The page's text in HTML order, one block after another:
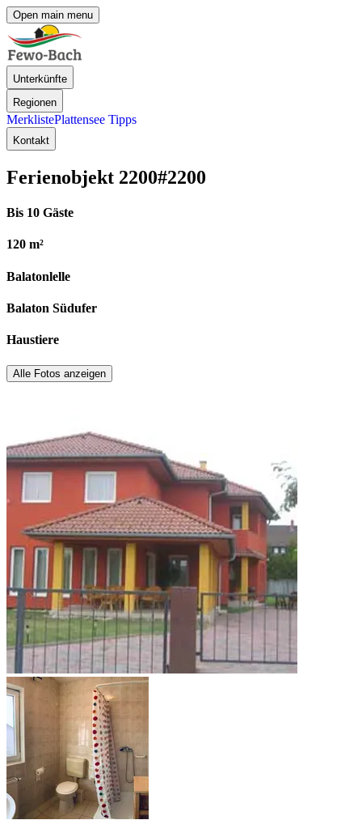
Open main menu
Unterkünfte
Regionen
MerklistePlattensee Tipps
Kontakt
Ferienobjekt 2200#2200
Bis 10 Gäste
120 m²
Balatonlelle
Balaton Südufer
Haustiere
Alle Fotos anzeigen